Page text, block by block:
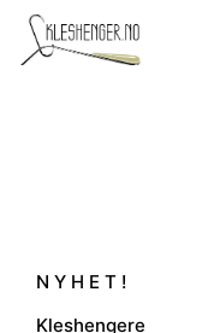
N Y H E T !
Kleshengere